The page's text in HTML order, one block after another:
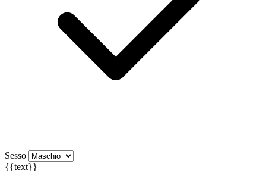
Sesso
{{text}}